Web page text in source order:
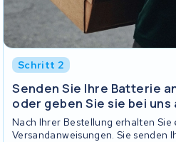
Schritt 2
Senden Sie Ihre Batterie
oder geben Sie sie bei uns
Nach Ihrer Bestellung erhalten Sie
Versandanweisungen. Sie senden